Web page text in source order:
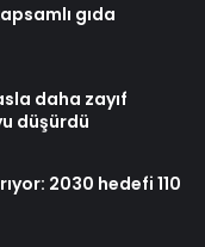
gıda
daha zayıf
düşürdü
2030 hedefi 110